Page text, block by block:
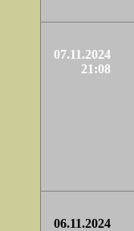
07.11.2024
21:08
06.11.2024